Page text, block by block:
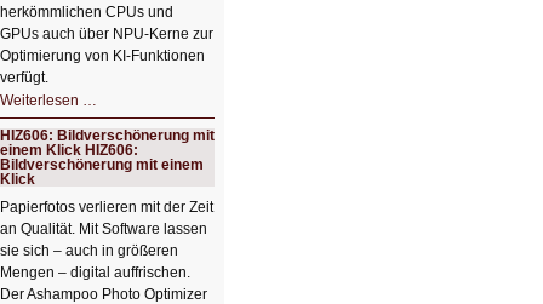
herkömmlichen CPUs und
GPUs auch über NPU-Kerne zur
Optimierung von KI-Funktionen
verfügt.
Weiterlesen …
Schicker
kompakter
Rechenturbo
HIZ606: Bildverschönerung mit
einem Klick HIZ606:
Bildverschönerung mit einem
Klick
Papierfotos verlieren mit der Zeit
an Qualität. Mit Software lassen
sie sich – auch in größeren
Mengen – digital auffrischen.
Der Ashampoo Photo Optimizer